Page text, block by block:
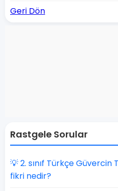
Geri Dön
Rastgele Sorular
💡 2. sınıf Türkçe
fikri nedir?